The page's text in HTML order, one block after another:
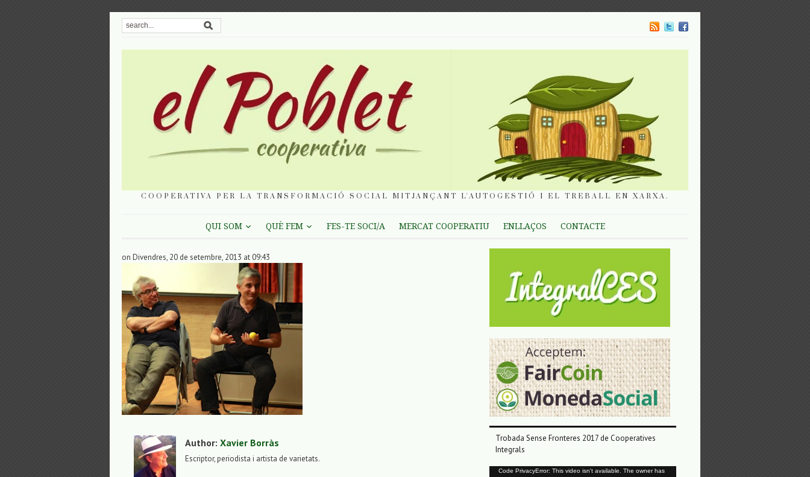
COOPERATIVA PER LA TRANSFORMACIÓ SOCIAL MITJANÇANT L'AUTOGESTIÓ I EL TREBALL EN XARXA.
QUI SOM QUÈ FEM FES-TE SOCI/A MERCAT COOPERATIU ENLLAÇOS CONTACTE
on Divendres, 20 de setembre, 2013 at 09:43
Author: Xavier Borràs
Escriptor, periodista i artista de varietats.
Trobada Sense Fronteres 2017 de Cooperatives
Integrals
Reproductor
Code PrivacyError: This video isn't available. The owner has